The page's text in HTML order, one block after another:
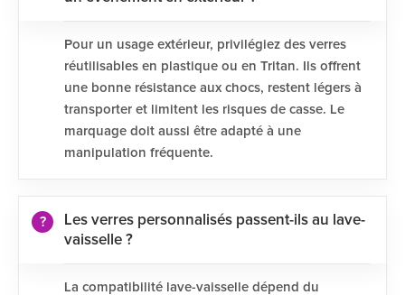
Pour un usage extérieur, privilégiez des verres
réutilisables en plastique ou en Tritan. Ils offrent
une bonne résistance aux chocs, restent légers à
transporter et limitent les risques de casse. Le
marquage doit aussi être adapté à une
manipulation fréquente.
Les verres personnalisés passent-ils au lave-
vaisselle ?
La compatibilité lave-vaisselle dépend du